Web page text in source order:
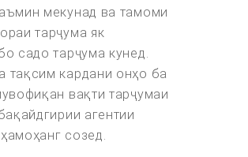
мекунад ва тамоми
тарҷума як
садо тарҷума кунед.
тақсим кардани онҳо ба
вақти тарҷумаи
агентии
созед.